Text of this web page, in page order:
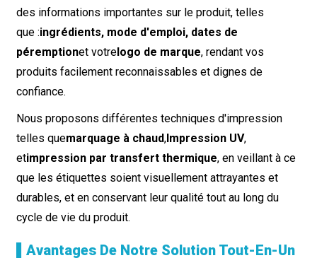
des informations importantes sur le produit, telles
que :ingrédients, mode d'emploi, dates de
péremptionet votrelogo de marque, rendant vos
produits facilement reconnaissables et dignes de
confiance.
Nous proposons différentes techniques d'impression
telles quemarquage à chaud,Impression UV,
etimpression par transfert thermique, en veillant à ce
que les étiquettes soient visuellement attrayantes et
durables, et en conservant leur qualité tout au long du
cycle de vie du produit.
▌Avantages De Notre Solution Tout-En-Un